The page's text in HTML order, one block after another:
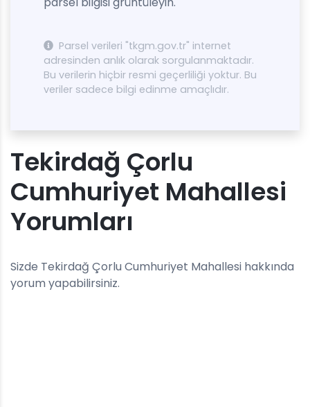
Parsel verileri "tkgm.gov.tr" internet
adresinden anlık olarak sorgulanmaktadır.
Bu verilerin hiçbir resmi geçerliliği yoktur. Bu
veriler sadece bilgi edinme amaçlıdır.
Tekirdağ Çorlu
Cumhuriyet Mahallesi
Yorumları
Sizde Tekirdağ Çorlu Cumhuriyet Mahallesi hakkında
yorum yapabilirsiniz.